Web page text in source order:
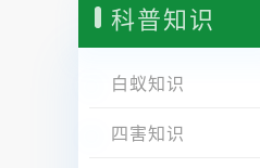
科普知识
白蚁知识
四害知识